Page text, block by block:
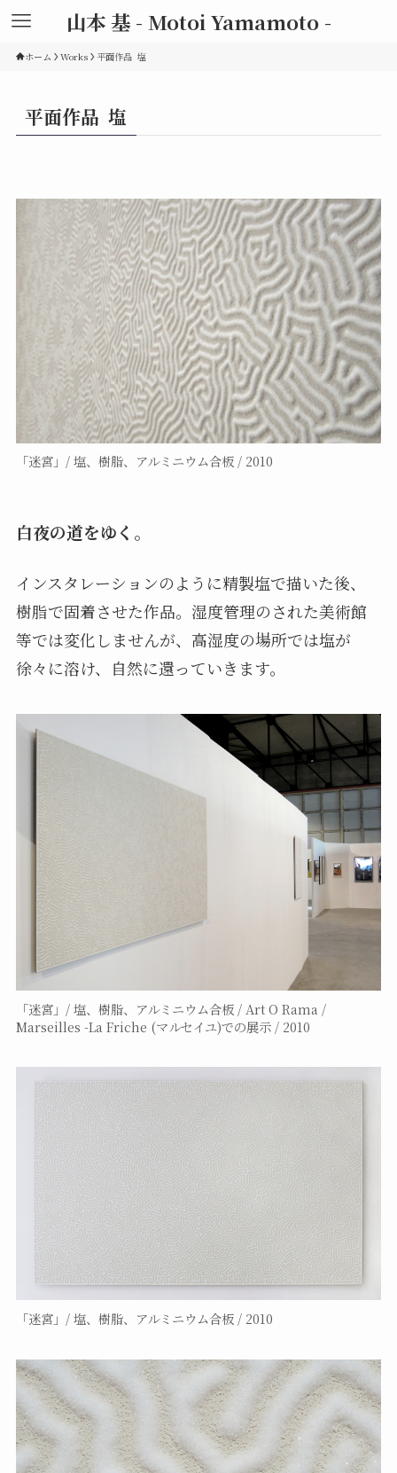
山本 基 - Motoi Yamamoto -
ホーム Works 平面作品 塩
平面作品 塩
「迷宮」/ 塩、樹脂、アルミニウム合板 / 2010
白夜の道をゆく。
インスタレーションのように精製塩で描いた後、
樹脂で固着させた作品。湿度管理のされた美術館
等では変化しませんが、高湿度の場所では塩が
徐々に溶け、自然に還っていきます。
「迷宮」/ 塩、樹脂、アルミニウム合板 / Art O Rama /
Marseilles -La Friche (マルセイユ)での展示 / 2010
「迷宮」/ 塩、樹脂、アルミニウム合板 / 2010